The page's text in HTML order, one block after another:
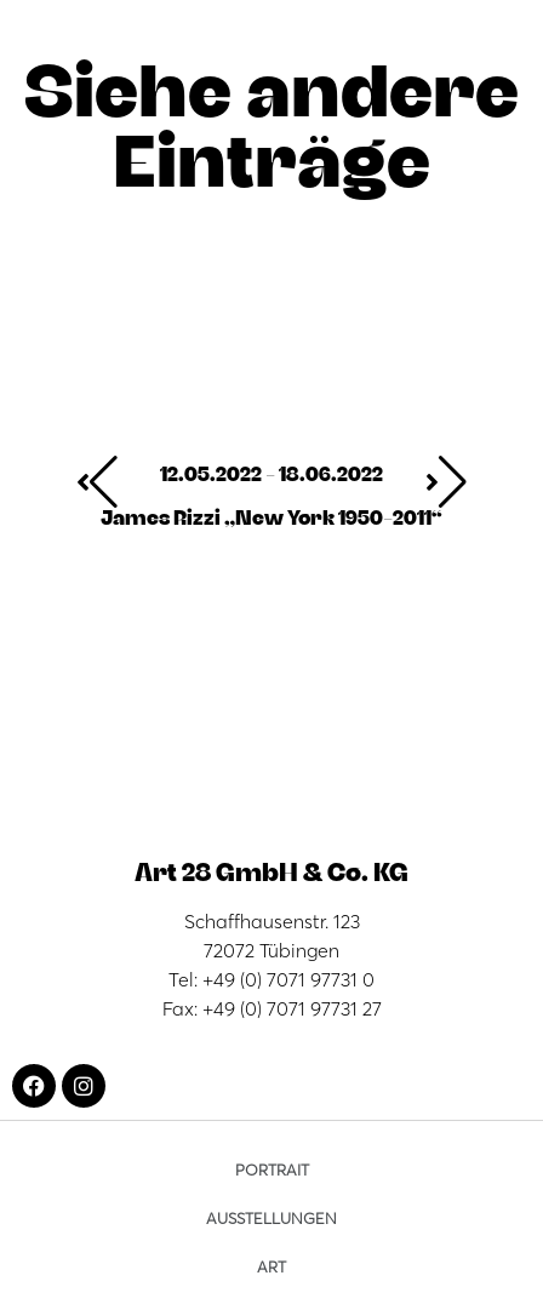
Siehe andere
Einträge
12.05.2022 - 18.06.2022
James Rizzi „New York 1950-2011“
Art 28 GmbH & Co. KG
Schaffhausenstr. 123
72072 Tübingen
Tel: +49 (0) 7071 97731 0
Fax: +49 (0) 7071 97731 27
PORTRAIT
AUSSTELLUNGEN
ART